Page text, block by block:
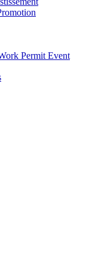
Permit Event